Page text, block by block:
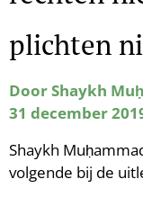
plichten
Door Shaykh
31 december
Shaykh
volgende bij de